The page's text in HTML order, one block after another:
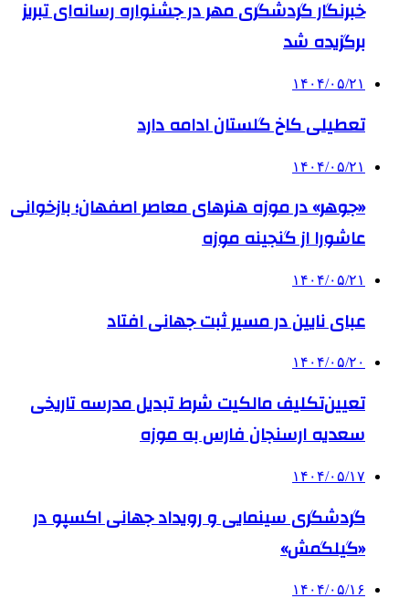
خبرنگار گردشگری مهر در جشنواره رسانه‌ای تبریز
برگزیده شد
۱۴۰۴/۰۵/۲۱
تعطیلی کاخ گلستان ادامه دارد
۱۴۰۴/۰۵/۲۱
«جوهر» در موزه هنرهای معاصر اصفهان؛ بازخوانی
عاشورا از گنجینه موزه
۱۴۰۴/۰۵/۲۱
عبای نایین در مسیر ثبت جهانی افتاد
۱۴۰۴/۰۵/۲۰
تعیین‌تکلیف مالکیت شرط تبدیل مدرسه تاریخی
سعدیه ارسنجان فارس به موزه
۱۴۰۴/۰۵/۱۷
گردشگری سینمایی و رویداد جهانی اکسپو در
«گیلگمش»
۱۴۰۴/۰۵/۱۶